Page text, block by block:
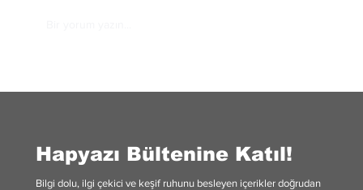
Hapyazı Bültenine Katıl!
Bilgi dolu, ilgi çekici ve keşif ruhunu besleyen içerikler doğrudan